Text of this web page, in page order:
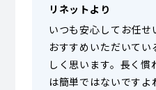
リネットより
いつも安心してお任せ
おすすめいただいて
しく思います。長く
は簡単ではないです